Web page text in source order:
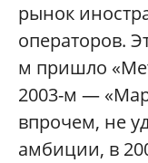
рынок
операторов.
м пришло
2003-м —
впрочем, не
амбиции, в